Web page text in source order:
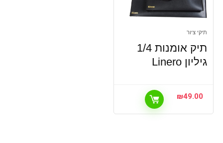
תיקי ציור
תיק אומנות 1/4
גיליון Linero
₪49.00